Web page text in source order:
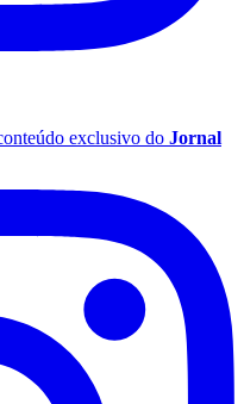
exclusivo do Jornal